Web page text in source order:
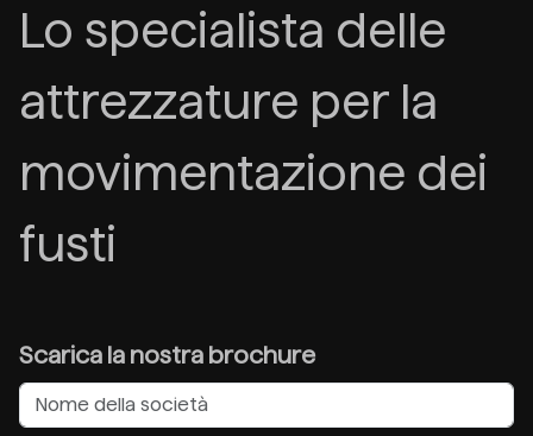
Lo specialista delle
attrezzature per la
movimentazione dei
fusti
Scarica la nostra brochure